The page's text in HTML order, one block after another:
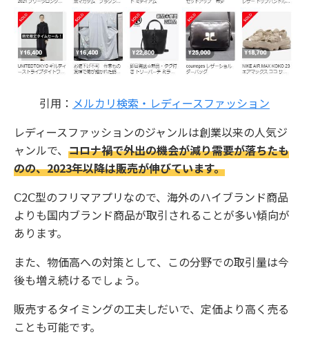
引用： メルカリ検索・レディースファッション
レディースファッションのジャンルは創業以来の人気ジ
ャンルで、 コロナ禍で外出の機会が減り需要が落ちたも
のの、2023年以降は販売が伸びています。
Ⅽ2Ⅽ型のフリマアプリなので、海外のハイブランド商品
よりも国内ブランド商品が取引されることが多い傾向が
あります。
また、物価高への対策として、この分野での取引量は今
後も増え続けるでしょう。
販売するタイミングの工夫しだいで、定価より高く売る
ことも可能です。